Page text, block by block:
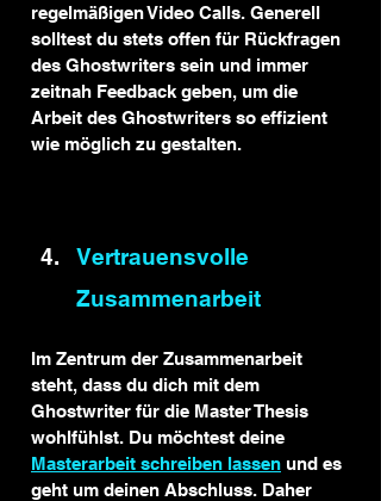
regelmäßigen Video Calls. Generell
solltest du stets offen für Rückfragen
des Ghostwriters sein und immer
zeitnah Feedback geben, um die
Arbeit des Ghostwriters so effizient
wie möglich zu gestalten.
Vertrauensvolle
Zusammenarbeit
Im Zentrum der Zusammenarbeit
steht, dass du dich mit dem
Ghostwriter für die Master Thesis
wohlfühlst. Du möchtest deine
Masterarbeit schreiben lassen und es
geht um deinen Abschluss. Daher